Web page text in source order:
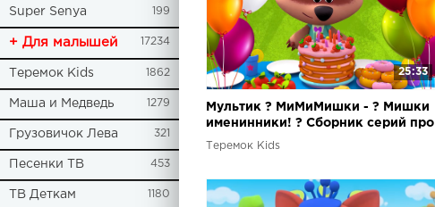
Super Senya 199
+ Для малышей 17234
Теремок Kids 1862
Маша и Медведь 1279
Грузовичок Лева 321
Песенки ТВ 453
ТВ Деткам 1180
25:33
Мультик ? МиМиМишки - ? Мишки
именинники! ? Сборник серий про
праздники
Теремок Kids